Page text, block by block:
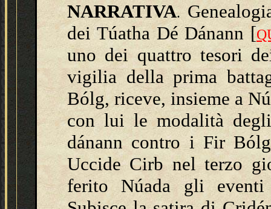
NARRATIVA.
dei Túatha Dé Dánann [
uno dei quattro tesori
vigilia della prima
Bólg, riceve, insieme a
con lui le modalità
dánann contro i Fir
Uccide Cirb nel terzo
ferito Núada gli